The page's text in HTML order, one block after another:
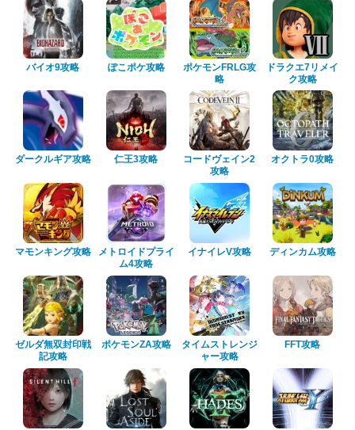
バイオ9攻略 ぽこポケ攻略
ポケモンFRLG攻
略
ドラクエ7リメイ
ク攻略
ダークルギア攻略 仁王3攻略
コードヴェイン2
攻略
オクトラ0攻略
マモンキング攻略
メトロイドプライ
ム4攻略
イナイレV攻略 ディンカム攻略
ゼルダ無双封印戦
記攻略
ポケモンZA攻略
タイムストレンジ
ャー攻略
FFT攻略